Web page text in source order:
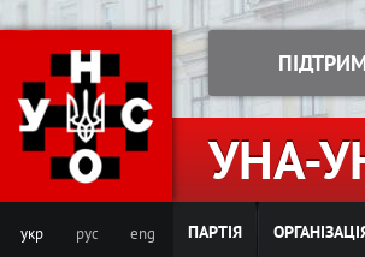
Jump to navigation
УНА-
укр рус eng ПАРТІЯ